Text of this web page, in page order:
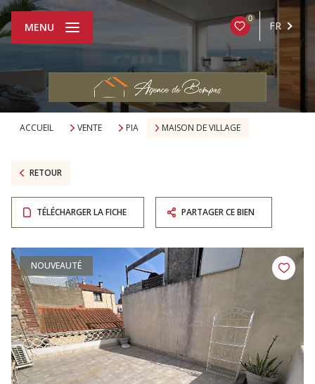
0
FR
MENU
ACCUEIL VENTE PIA MAISON DE VILLAGE
RETOUR
TÉLÉCHARGER LA FICHE PARTAGER CE BIEN
NOUVEAUTÉ